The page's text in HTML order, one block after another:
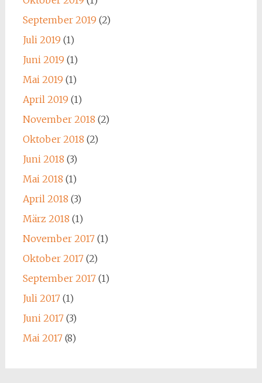
September 2019 (2)
Juli 2019 (1)
Juni 2019 (1)
Mai 2019 (1)
April 2019 (1)
November 2018 (2)
Oktober 2018 (2)
Juni 2018 (3)
Mai 2018 (1)
April 2018 (3)
März 2018 (1)
November 2017(1)
Oktober 2017(2)
September 2017(1)
Juli 2017(1)
Juni 2017(3)
Mai 2017(8)